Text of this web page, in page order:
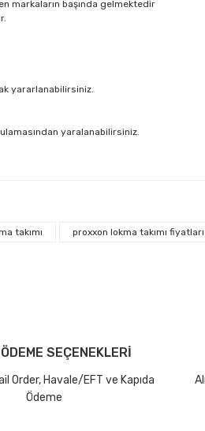
markaların başında gelmektedir
yararlanabilirsiniz.
yaralanabilirsiniz.
Bu ürüne ilk yorumu
takımı proxxon lokma takımı fiyatları
SEÇENEKLERİ
Order, Havale/EFT ve Kapıda
Ödeme